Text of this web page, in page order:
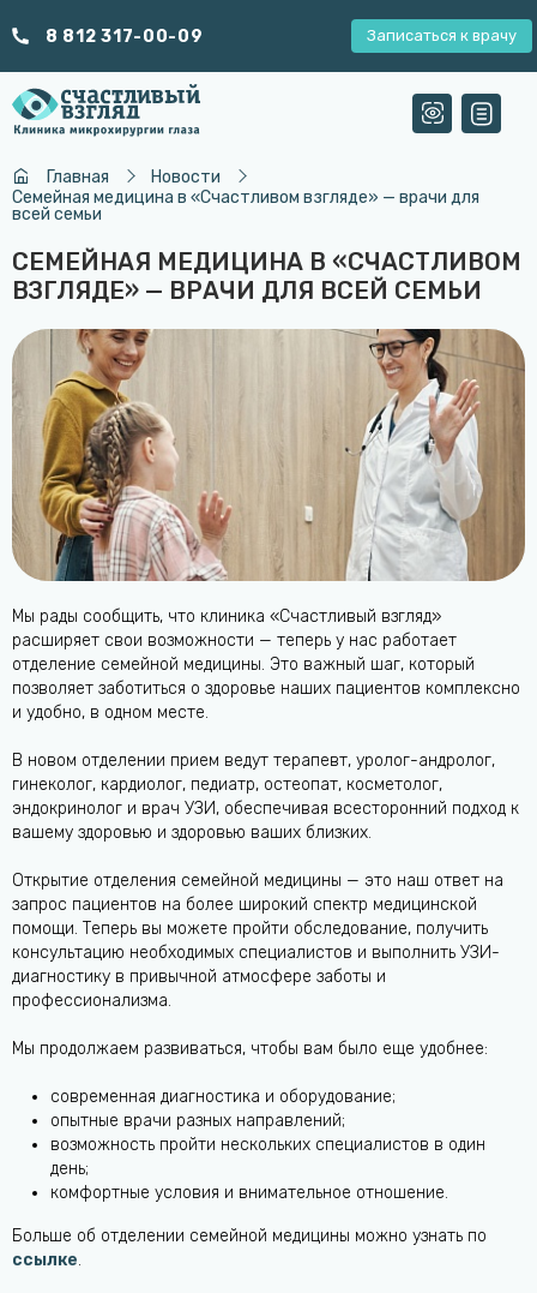
8 812 317-00-09 Записаться к врачу
Главная
Новости
Семейная медицина в «Счастливом взгляде» — врачи для
всей семьи
СЕМЕЙНАЯ МЕДИЦИНА В «СЧАСТЛИВОМ
ВЗГЛЯДЕ» — ВРАЧИ ДЛЯ ВСЕЙ СЕМЬИ
Мы рады сообщить, что клиника «Счастливый взгляд»
расширяет свои возможности — теперь у нас работает
отделение семейной медицины. Это важный шаг, который
позволяет заботиться о здоровье наших пациентов комплексно
и удобно, в одном месте.
В новом отделении прием ведут терапевт, уролог-андролог,
гинеколог, кардиолог, педиатр, остеопат, косметолог,
эндокринолог и врач УЗИ, обеспечивая всесторонний подход к
вашему здоровью и здоровью ваших близких.
Открытие отделения семейной медицины — это наш ответ на
запрос пациентов на более широкий спектр медицинской
помощи. Теперь вы можете пройти обследование, получить
консультацию необходимых специалистов и выполнить УЗИ-
диагностику в привычной атмосфере заботы и
профессионализма.
Мы продолжаем развиваться, чтобы вам было еще удобнее:
современная диагностика и оборудование;
опытные врачи разных направлений;
возможность пройти нескольких специалистов в один
день;
комфортные условия и внимательное отношение.
Больше об отделении семейной медицины можно узнать по
ссылке.